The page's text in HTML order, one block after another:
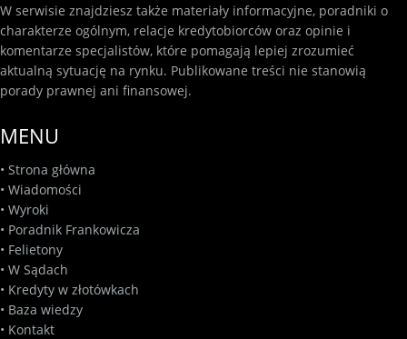
W serwisie znajdziesz także materiały informacyjne, poradniki o
charakterze ogólnym, relacje kredytobiorców oraz opinie i
komentarze specjalistów, które pomagają lepiej zrozumieć
aktualną sytuację na rynku. Publikowane treści nie stanowią
porady prawnej ani finansowej.
MENU
• Strona główna
• Wiadomości
• Wyroki
• Poradnik Frankowicza
• Felietony
• W Sądach
• Kredyty w złotówkach
• Baza wiedzy
• Kontakt